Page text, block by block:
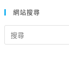
網站搜尋
for: